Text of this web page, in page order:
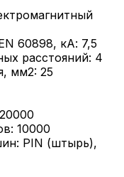
60898, кА: 7,5
расстояний: 4
мм2: 25
10000
PIN (штырь),